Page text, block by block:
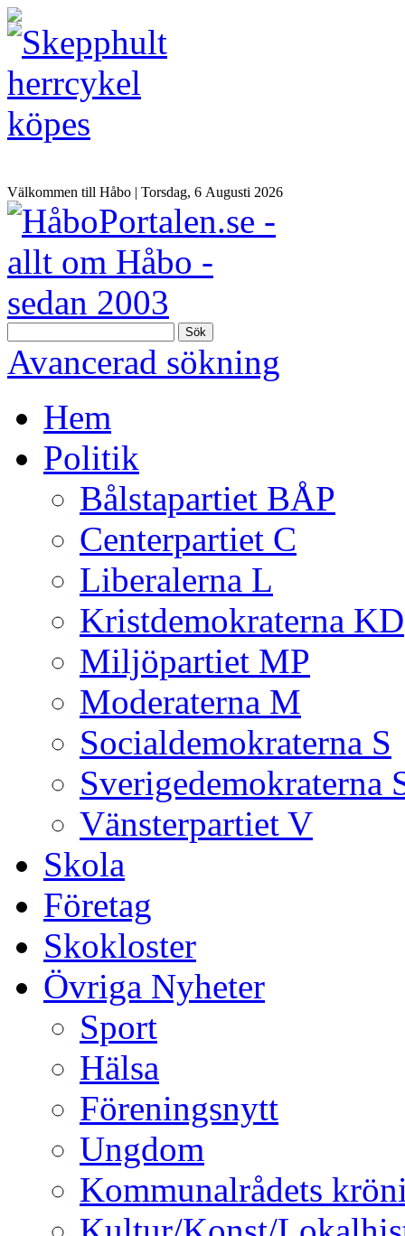
Välkommen till Håbo | Torsdag, 6 Αugusti 2026
Sök
Avancerad sökning
Hem
Politik
Bålstapartiet BÅP
Centerpartiet C
Liberalerna L
Kristdemokraterna KD
Miljöpartiet MP
Moderaterna M
Socialdemokraterna S
Sverigedemokraterna
Vänsterpartiet V
Skola
Företag
Skokloster
Övriga Nyheter
Sport
Hälsa
Föreningsnytt
Ungdom
Kommunalrådets